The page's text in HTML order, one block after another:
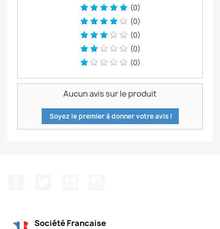
(0)
(0)
(0)
(0)
(0)
Aucun avis sur le produit
Soyez le premier à donner votre avis !
Société Francaise